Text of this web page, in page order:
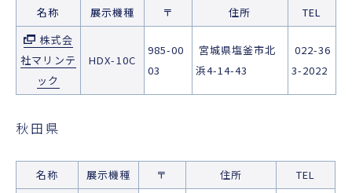
名称 展示機種 〒 住所
TEL
株式会
社マリンテ
ック
HDX-10C
985-00
03
宮城県塩釜市北
浜4-14-43
022-36
3-2022
秋田県
名称 展示機種 〒 住所
TEL